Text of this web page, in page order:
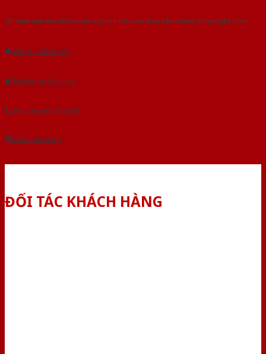
Với kinh nghiệm nhiêu năm nghiên cứu cửa theo tiêu chuẩn công nghệ Châu
Gửi yêu cầu tư vấn
Tải báo giá tổng hợp
Yêu cầu gọi lại (3 phút)
Dành cho đại lý
ĐỐI TÁC KHÁCH HÀNG